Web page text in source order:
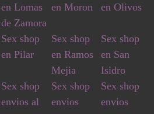
en Lomas
de Zamora
en Moron
en Olivos
Sex shop
en Pilar
Sex shop
en Ramos
Mejia
Sex shop
en San
Isidro
Sex shop
envios al
Sex shop
envios
Sex shop
envios